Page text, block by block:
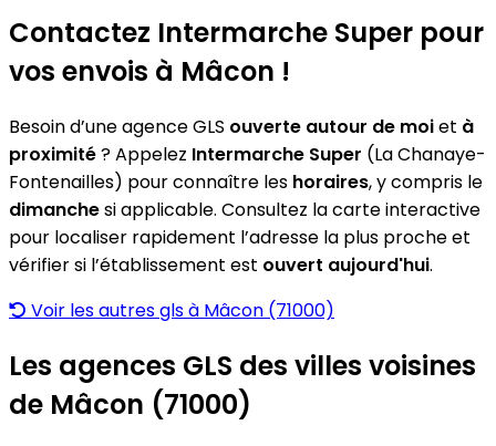
Contactez Intermarche Super pour
vos envois à Mâcon !
Besoin d’une agence GLS ouverte autour de moiet à
proximité? Appelez Intermarche Super (La Chanaye-
Fontenailles) pour connaître les horaires, y compris le
dimanchesi applicable. Consultez la carte interactive
pour localiser rapidement l’adresse la plus proche et
vérifier si l’établissement est ouvert aujourd'hui.
Voir les autres gls à Mâcon (71000)
Les agences GLS des villes voisines
de Mâcon (71000)